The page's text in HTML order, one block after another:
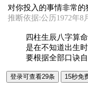
对你投入的事情非常的
推断依据:公历1972年8
四柱生辰八字算
是在不知道出生
要根据全部口诀自